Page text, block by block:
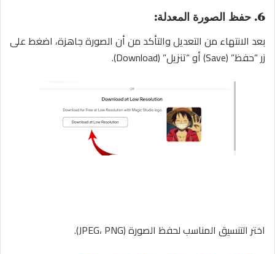
6. حفظ الصورة المعدلة:
بعد الانتهاء من التعديل والتأكد من أن الصورة جاهزة، اضغط على
زر “حفظ” (Save) أو “تنزيل” (Download).
اختر التنسيق المناسب لحفظ الصورة (JPEG، PNG).